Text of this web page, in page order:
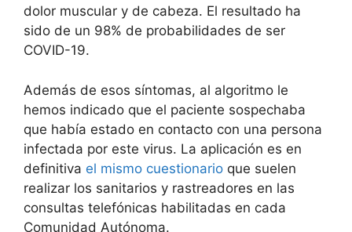
dolor muscular y de cabeza. El resultado ha
sido de un 98% de probabilidades de ser
COVID-19.
Además de esos síntomas, al algoritmo le
hemos indicado que el paciente sospechaba
que había estado en contacto con una persona
infectada por este virus. La aplicación es en
definitiva el mismo cuestionario que suelen
realizar los sanitarios y rastreadores en las
consultas telefónicas habilitadas en cada
Comunidad Autónoma.